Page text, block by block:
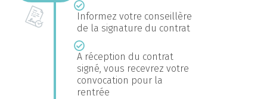
Informez votre conseillère
de la signature du contrat
A réception du contrat
signé, vous recevrez votre
convocation pour la
rentrée